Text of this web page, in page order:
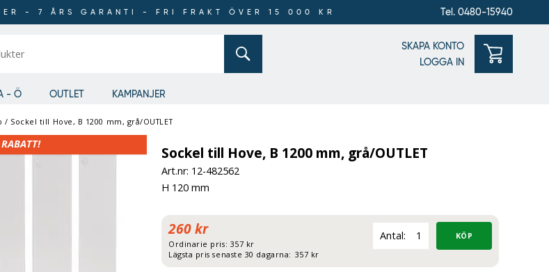
- 7 ÅRS GARANTI - FRI FRAKT ÖVER 15 000 KR Tel. 0480-15940
SKAPA KONTO
LOGGA IN
- Ö OUTLET KAMPANJER
/ Sockel till Hove, B 1200 mm, grå/OUTLET
Sockel till Hove, B 1200 mm, grå/OUTLET
Art.nr: 12-482562
H 120 mm
Ordinarie pris: 357 kr
260 kr
Lägsta pris senaste 30 dagarna: 357 kr
Antal: